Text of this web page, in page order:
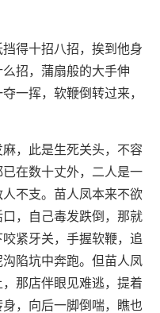
得十招八招，挨到他身
么招，蒲扇般的大手伸
一挥，软鞭倒转过来，
，此是生死关头，不容
在数十丈外，二人是一
不支。苗人凤本来不欲
，自己毒发跌倒，那就
紧牙关，手握软鞭，追
陷坑中奔跑。但苗人凤
那店伴眼见难逃，提着
，向后一脚倒喘，瞧也